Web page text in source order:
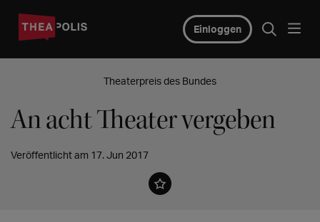
Einloggen
Theaterpreis des Bundes
An acht Theater vergeben
Veröffentlicht am 17. Jun 2017